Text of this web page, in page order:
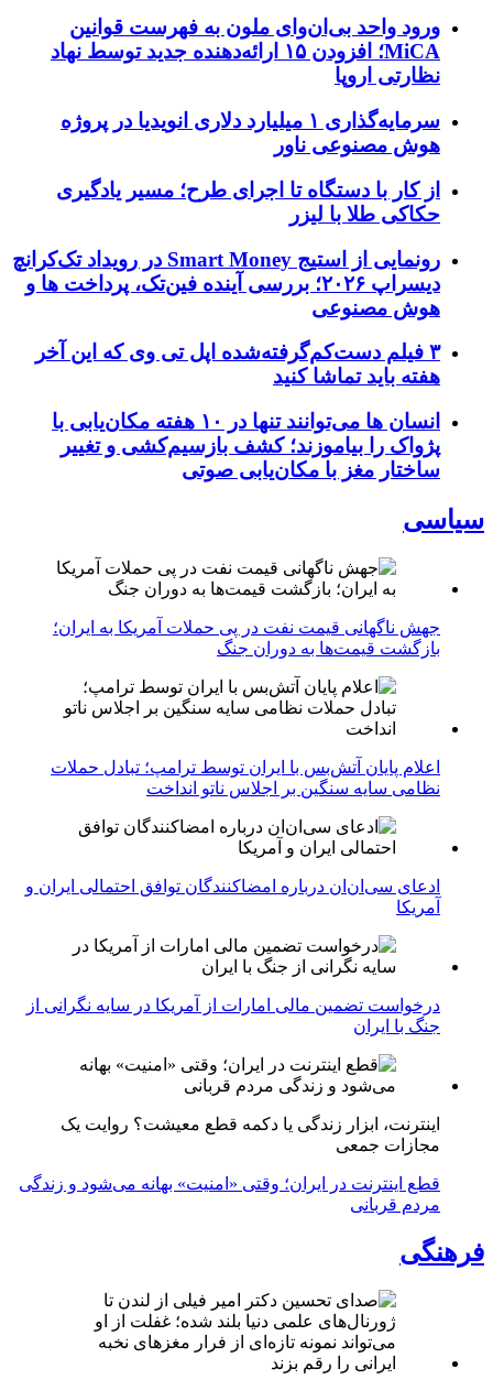
ورود واحد بی‌ان‌وای ملون به فهرست قوانین
MiCA؛ افزودن ۱۵ ارائه‌دهنده جدید توسط نهاد
نظارتی اروپا
سرمایه‌گذاری ۱ میلیارد دلاری انویدیا در پروژه
هوش مصنوعی ناور
از کار با دستگاه تا اجرای طرح؛ مسیر یادگیری
حکاکی طلا با لیزر
رونمایی از استیج Smart Money در رویداد تک‌کرانچ
دیسراپ ۲۰۲۶؛ بررسی آینده فین‌تک، پرداخت‌ ها و
هوش مصنوعی
۳ فیلم دست‌کم‌گرفته‌شده اپل تی وی که این آخر
هفته باید تماشا کنید
انسان‌ ها می‌توانند تنها در ۱۰ هفته مکان‌یابی با
پژواک را بیاموزند؛ کشف بازسیم‌کشی و تغییر
ساختار مغز با مکان‌یابی صوتی
سیاسی
جهش ناگهانی قیمت نفت در پی حملات آمریکا به ایران؛
بازگشت قیمت‌ها به دوران جنگ
اعلام پایان آتش‌بس با ایران توسط ترامپ؛ تبادل حملات
نظامی سایه سنگین بر اجلاس ناتو انداخت
ادعای سی‌ان‌ان درباره امضاکنندگان توافق احتمالی ایران و
آمریکا
درخواست تضمین مالی امارات از آمریکا در سایه نگرانی از
جنگ با ایران
اینترنت، ابزار زندگی یا دکمه قطع معیشت؟ روایت یک
مجازات جمعی
قطع اینترنت در ایران؛ وقتی «امنیت» بهانه می‌شود و زندگی
مردم قربانی
فرهنگی